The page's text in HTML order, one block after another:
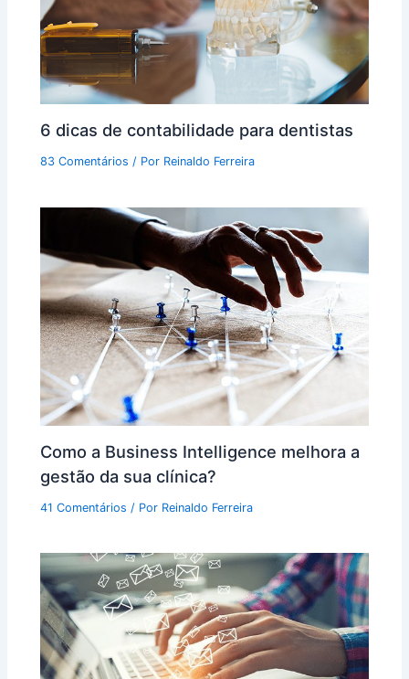
6 dicas de contabilidade para dentistas
83 Comentários / Por Reinaldo Ferreira
Como a Business Intelligence melhora a
gestão da sua clínica?
41 Comentários / Por Reinaldo Ferreira